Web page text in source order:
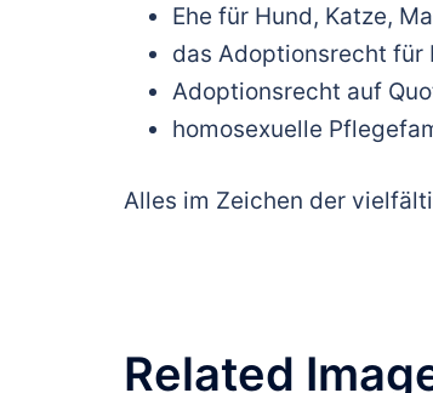
Ehe für Hund, Katze,
das Adoptionsrecht für
Adoptionsrecht auf
homosexuelle
Alles im Zeichen der
Related